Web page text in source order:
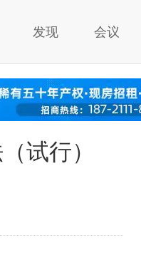
发现 会议
试行）